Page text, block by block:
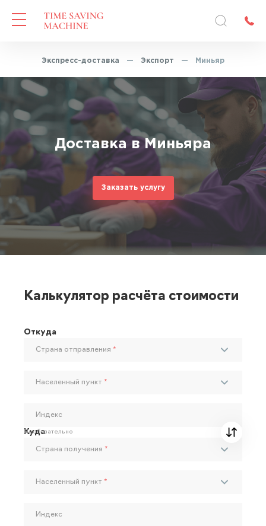
Экспресс-доставка — Экспорт — Миньяр
Доставка в Миньяра
Заказать услугу
Калькулятор расчёта стоимости
Откуда
Страна отправления *
Населенный пункт *
Индекс
Необязательно
Куда
Страна получения *
Населенный пункт *
Индекс